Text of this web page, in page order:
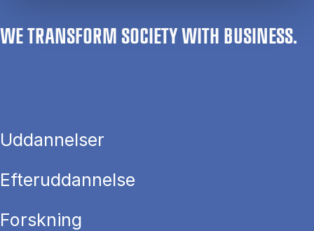
WE TRANSFORM SOCIETY WITH BUSINESS.
Uddannelser
Efteruddannelse
Forskning